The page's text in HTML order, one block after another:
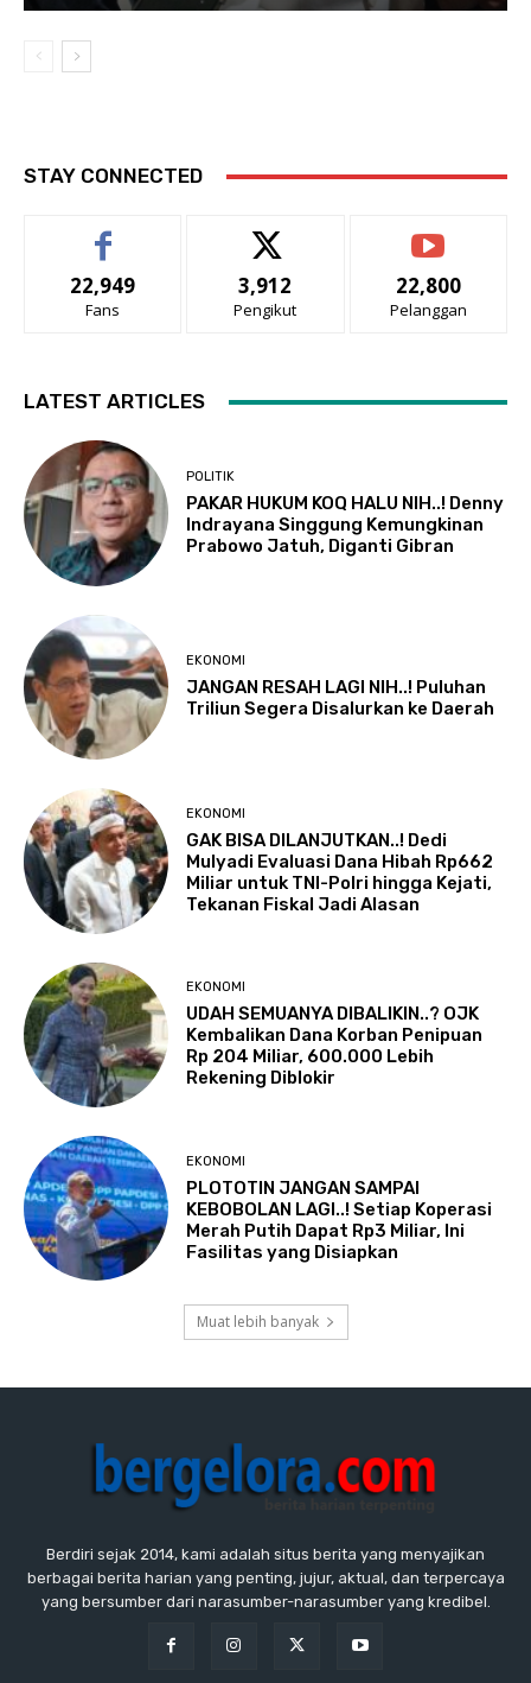
STAY CONNECTED
22,949
Fans
3,912
Pengikut
22,800
Pelanggan
LATEST ARTICLES
POLITIK
PAKAR HUKUM KOQ HALU NIH..! Denny
Indrayana Singgung Kemungkinan
Prabowo Jatuh, Diganti Gibran
EKONOMI
JANGAN RESAH LAGI NIH..! Puluhan
Triliun Segera Disalurkan ke Daerah
EKONOMI
GAK BISA DILANJUTKAN..! Dedi
Mulyadi Evaluasi Dana Hibah Rp662
Miliar untuk TNI-Polri hingga Kejati,
Tekanan Fiskal Jadi Alasan
EKONOMI
UDAH SEMUANYA DIBALIKIN..? OJK
Kembalikan Dana Korban Penipuan
Rp 204 Miliar, 600.000 Lebih
Rekening Diblokir
EKONOMI
PLOTOTIN JANGAN SAMPAI
KEBOBOLAN LAGI..! Setiap Koperasi
Merah Putih Dapat Rp3 Miliar, Ini
Fasilitas yang Disiapkan
Muat lebih banyak
Berdiri sejak 2014, kami adalah situs berita yang menyajikan
berbagai berita harian yang penting, jujur, aktual, dan terpercaya
yang bersumber dari narasumber-narasumber yang kredibel.